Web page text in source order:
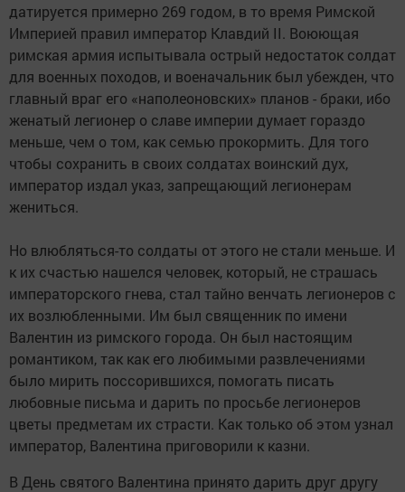
датируется примерно 269 годом, в то время Римской
Империей правил император Клавдий II. Воюющая
римская армия испытывала острый недостаток солдат
для военных походов, и военачальник был убежден, что
главный враг его «наполеоновских» планов - браки, ибо
женатый легионер о славе империи думает гораздо
меньше, чем о том, как семью прокормить. Для того
чтобы сохранить в своих солдатах воинский дух,
император издал указ, запрещающий легионерам
жениться.
Но влюбляться-то солдаты от этого не стали меньше. И
к их счастью нашелся человек, который, не страшась
императорского гнева, стал тайно венчать легионеров с
их возлюбленными. Им был священник по имени
Валентин из римского города. Он был настоящим
романтиком, так как его любимыми развлечениями
было мирить поссорившихся, помогать писать
любовные письма и дарить по просьбе легионеров
цветы предметам их страсти. Как только об этом узнал
император, Валентина приговорили к казни.
В День святого Валентина принято дарить друг другу